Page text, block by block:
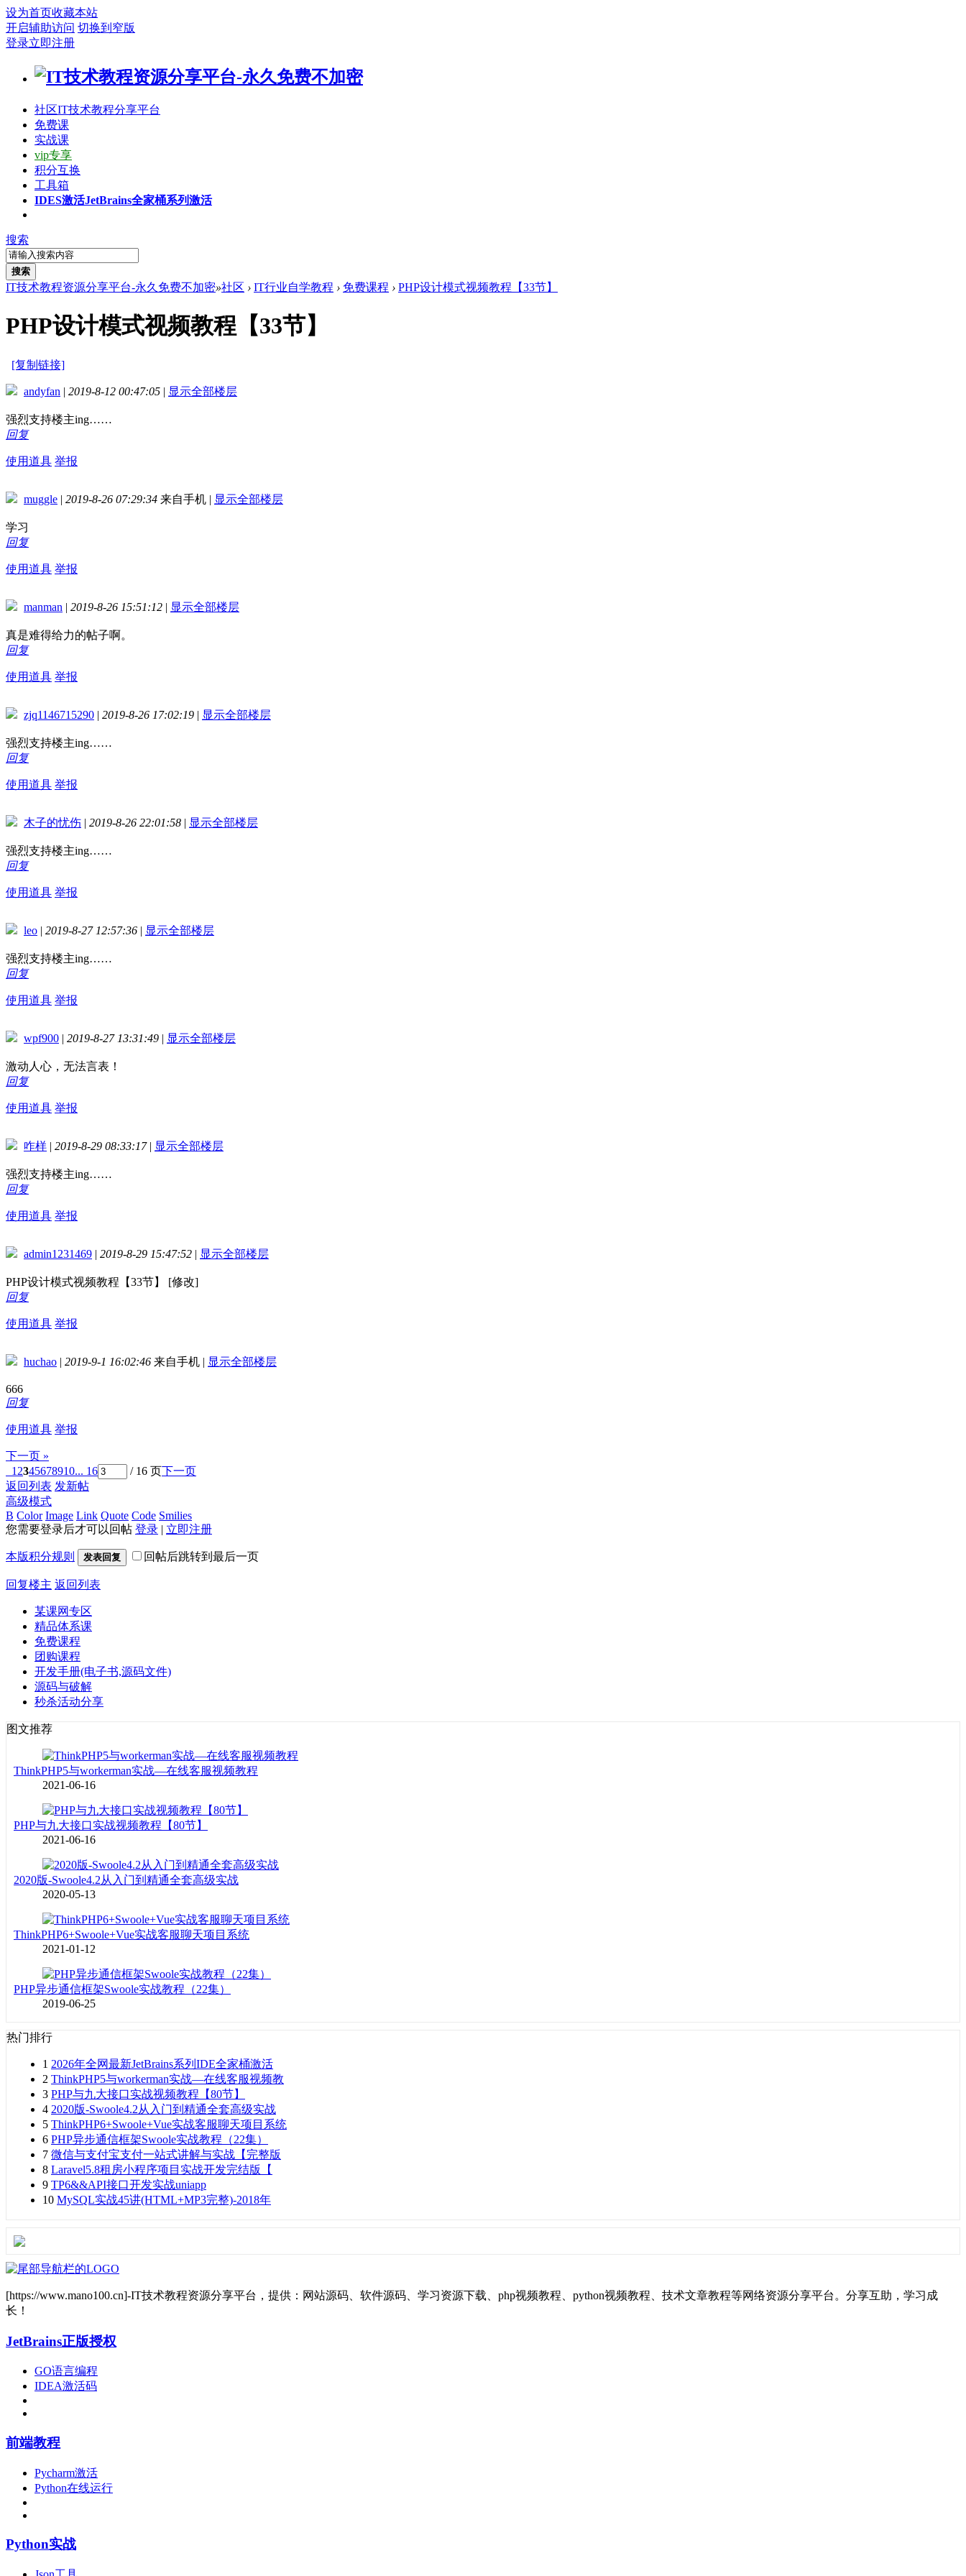
设为首页收藏本站
开启辅助访问 切换到窄版
登录立即注册
社区IT技术教程分享平台
免费课
实战课
vip专享
积分互换
工具箱
IDES激活JetBrains全家桶系列激活
搜索
搜索
IT技术教程资源分享平台-永久免费不加密»社区 › IT行业自学教程 › 免费课程 › PHP设计模式视频教程【33节】
PHP设计模式视频教程【33节】
[复制链接]
andyfan | 2019-8-12 00:47:05 | 显示全部楼层
强烈支持楼主ing……
回复
使用道具 举报
muggle | 2019-8-26 07:29:34 来自手机 | 显示全部楼层
学习
回复
使用道具 举报
manman | 2019-8-26 15:51:12 | 显示全部楼层
真是难得给力的帖子啊。
回复
使用道具 举报
zjq1146715290 | 2019-8-26 17:02:19 | 显示全部楼层
强烈支持楼主ing……
回复
使用道具 举报
木子的忧伤 | 2019-8-26 22:01:58 | 显示全部楼层
强烈支持楼主ing……
回复
使用道具 举报
leo | 2019-8-27 12:57:36 | 显示全部楼层
强烈支持楼主ing……
回复
使用道具 举报
wpf900 | 2019-8-27 13:31:49 | 显示全部楼层
激动人心，无法言表！
回复
使用道具 举报
咋样 | 2019-8-29 08:33:17 | 显示全部楼层
强烈支持楼主ing……
回复
使用道具 举报
admin1231469 | 2019-8-29 15:47:52 | 显示全部楼层
PHP设计模式视频教程【33节】 [修改]
回复
使用道具 举报
huchao | 2019-9-1 16:02:46 来自手机 | 显示全部楼层
666
回复
使用道具 举报
下一页 »
1 2345678910... 16 / 16 页下一页
返回列表 发新帖
高级模式
B Color Image Link Quote Code Smilies
您需要登录后才可以回帖 登录 | 立即注册
本版积分规则 发表回复 回帖后跳转到最后一页
回复楼主 返回列表
某课网专区
精品体系课
免费课程
团购课程
开发手册(电子书,源码文件)
源码与破解
秒杀活动分享
图文推荐
ThinkPHP5与workerman实战—在线客服视频教程
2021-06-16
PHP与九大接口实战视频教程【80节】
2021-06-16
2020版-Swoole4.2从入门到精通全套高级实战
2020-05-13
ThinkPHP6+Swoole+Vue实战客服聊天项目系统
2021-01-12
PHP异步通信框架Swoole实战教程（22集）
2019-06-25
热门排行
1 2026年全网最新JetBrains系列IDE全家桶激活
2 ThinkPHP5与workerman实战—在线客服视频教
3 PHP与九大接口实战视频教程【80节】
4 2020版-Swoole4.2从入门到精通全套高级实战
5 ThinkPHP6+Swoole+Vue实战客服聊天项目系统
6 PHP异步通信框架Swoole实战教程（22集）
7 微信与支付宝支付一站式讲解与实战【完整版
8 Laravel5.8租房小程序项目实战开发完结版【
9 TP6&&API接口开发实战uniapp
10 MySQL实战45讲(HTML+MP3完整)-2018年
[https://www.mano100.cn]-IT技术教程资源分享平台，提供：网站源码、软件源码、学习资源下载、php视频教程、python视频教程、技术文章教程等网络资源分享平台。分享互助，学习成
长！
JetBrains正版授权
GO语言编程
IDEA激活码
前端教程
Pycharm激活
Python在线运行
Python实战